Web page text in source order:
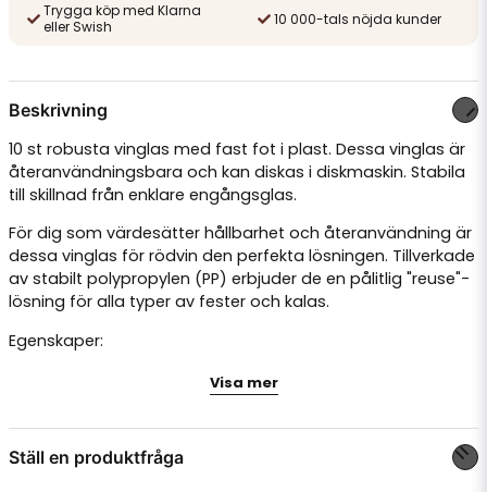
Trygga köp med Klarna
eller Swish
10 000-tals nöjda kunder
Beskrivning
10 st robusta vinglas med fast fot i plast. Dessa vinglas är
återanvändningsbara och kan diskas i diskmaskin. Stabila
till skillnad från enklare engångsglas.
För dig som värdesätter hållbarhet och återanvändning är
dessa vinglas för rödvin den perfekta lösningen. Tillverkade
av stabilt polypropylen (PP) erbjuder de en pålitlig "reuse"-
lösning för alla typer av fester och kalas.
Egenskaper:
Fyllnadsvolym: 0,2 l
Material: PP (Polypropylen)
Visa mer
Ställ en produktfråga